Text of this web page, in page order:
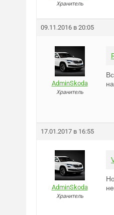
Хранитель
09.11.2016 в 20:05
AdminSkoda
Хранитель
17.01.2017 в 16:55
AdminSkoda
Хранитель